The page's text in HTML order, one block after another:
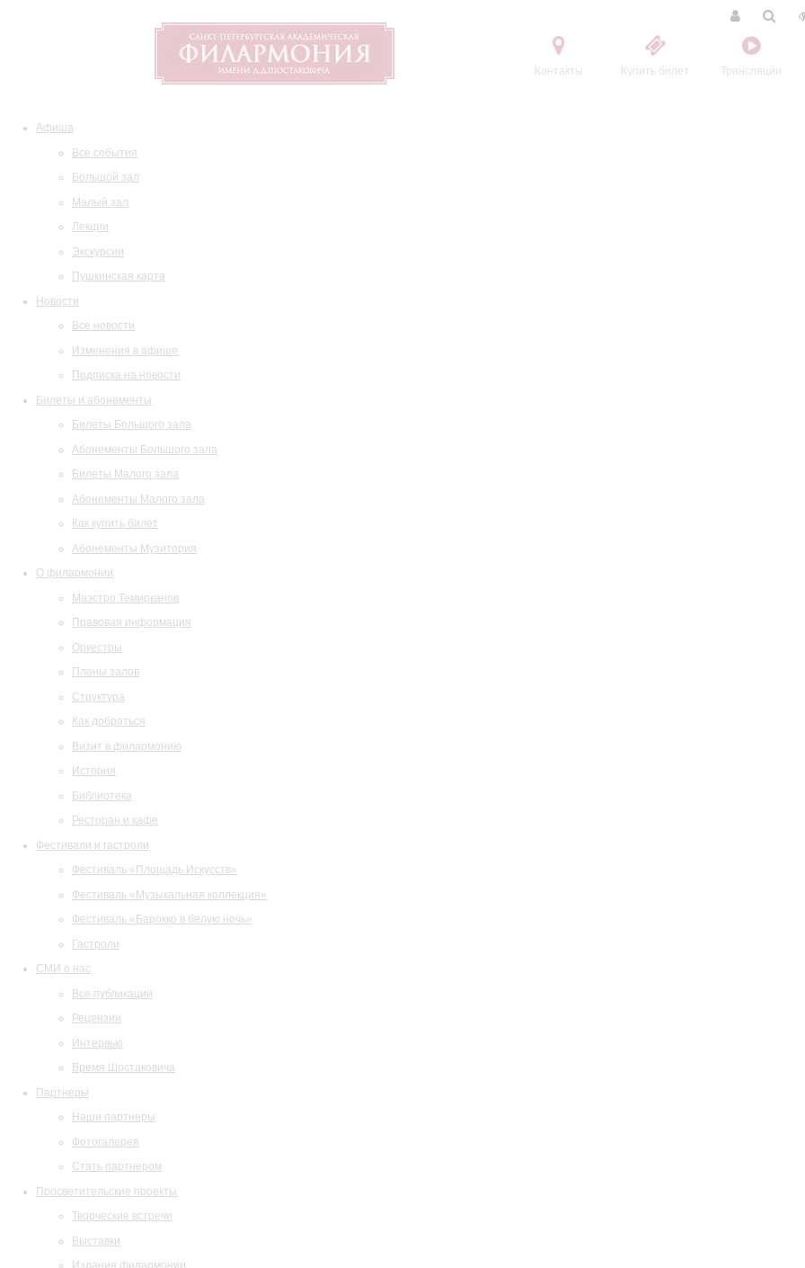
Контакты Купить билет Трансляции
Афиша
Все события
Большой зал
Малый зал
Лекции
Экскурсии
Пушкинская карта
Новости
Все новости
Изменения в афише
Подписка на новости
Билеты и абонементы
Билеты Большого зала
Абонементы Большого зала
Билеты Малого зала
Абонементы Малого зала
Как купить билет
Абонементы Музитория
О филармонии
Маэстро Темирканов
Правовая информация
Оркестры
Планы залов
Структура
Как добраться
Визит в филармонию
История
Библиотека
Ресторан и кафе
Фестивали и гастроли
Фестиваль «Площадь Искусств»
Фестиваль «Музыкальная коллекция»
Фестиваль «Барокко в белую ночь»
Гастроли
СМИ о нас
Все публикации
Рецензии
Интервью
Время Шостаковича
Партнеры
Наши партнеры
Фотогалерея
Стать партнером
Просветительские проекты
Творческие встречи
Выставки
Издания филармонии